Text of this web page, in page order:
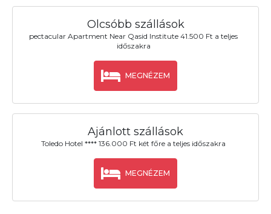
Olcsóbb szállások
pectacular Apartment Near Qasid Institute 41.500 Ft a teljes
időszakra
MEGNÉZEM
Ajánlott szállások
Toledo Hotel **** 136.000 Ft két főre a teljes időszakra
MEGNÉZEM